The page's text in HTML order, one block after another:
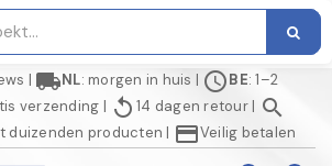
| local_shippingNL: morgen in huis | scheduleBE: 1–2
verzending | replay 14 dagen retour| search
duizenden producten | credit_cardVeilig betalen